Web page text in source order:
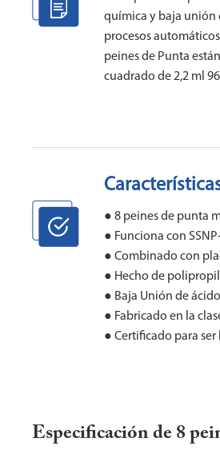
química y baja unión
procesos
peines de Punta
cuadrado de 2,2 ml
● 8 peines de punta
● Funciona con
● Combinado con
● Hecho de
● Baja Unión de
● Fabricado en la
● Certificado para
Especificación de 8